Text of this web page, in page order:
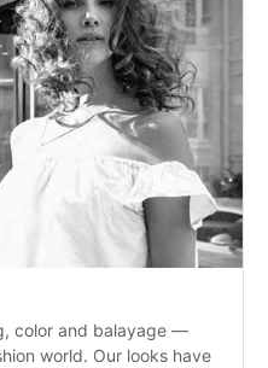
color and balayage —
world. Our looks have